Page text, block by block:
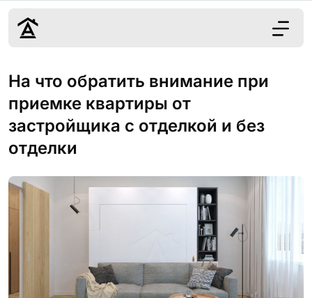
Дизайн
Цены
Наши работы
г. Москва
8 (495) 109-
На что обратить внимание при
приемке квартиры от
застройщика с отделкой и без
отделки